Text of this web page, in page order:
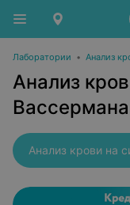
Лаборатории • Анализ
Анализ